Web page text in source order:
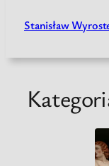
Przejdź
treści
Stanisław